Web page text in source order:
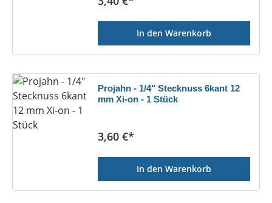
In den Warenkorb
Projahn - 1/4" Stecknuss 6kant 12
mm Xi-on - 1 Stück
Regulärer Preis:
3,60 €*
In den Warenkorb